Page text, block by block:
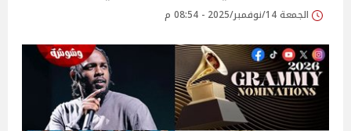
الجمعة 14/نوفمبر/2025 - 08:54 م